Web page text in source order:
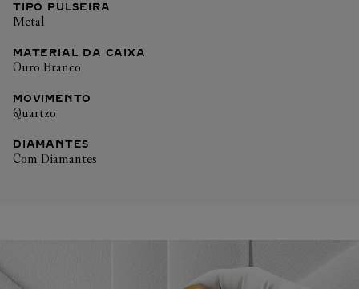
TIPO PULSEIRA
Metal
MATERIAL DA CAIXA
Ouro Branco
MOVIMENTO
Quartzo
DIAMANTES
Com Diamantes